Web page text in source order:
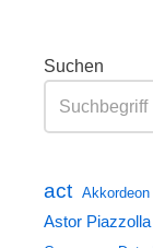
Suchen
act Akkordeon
Astor Piazzolla